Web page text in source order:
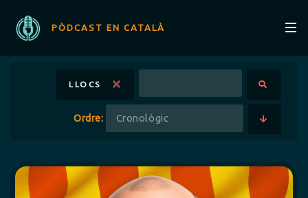
PÒDCAST EN CATALÀ
LLOCS
Ordre: